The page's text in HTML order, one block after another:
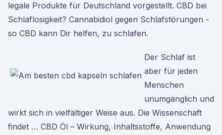
legale Produkte für Deutschland vorgestellt. CBD bei
Schlaflosigkeit? Cannabidiol gegen Schlafstörungen -
so CBD kann Dir helfen, zu schlafen.
Der Schlaf ist
aber für jeden
Menschen
unumgänglich und
wirkt sich in vielfältiger Weise aus. Die Wissenschaft
findet … CBD Öl – Wirkung, Inhaltsstoffe, Anwendung